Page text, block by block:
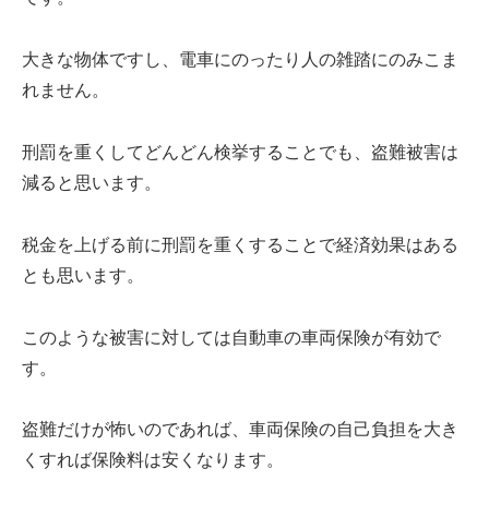
大きな物体ですし、電車にのったり人の雑踏にのみこま
れません。
刑罰を重くしてどんどん検挙することでも、盗難被害は
減ると思います。
税金を上げる前に刑罰を重くすることで経済効果はある
とも思います。
このような被害に対しては自動車の車両保険が有効で
す。
盗難だけが怖いのであれば、車両保険の自己負担を大き
くすれば保険料は安くなります。